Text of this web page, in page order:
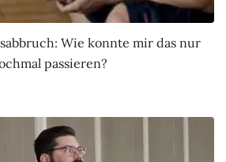
Wie konnte mir das nur
passieren?